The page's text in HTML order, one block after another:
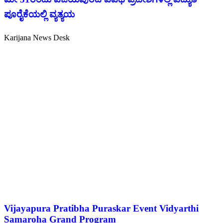
ಪೂರೈಕೆಯಲ್ಲಿ ವ್ಯತ್ಯಯ
Karijana News Desk
Vijayapura Pratibha Puraskar Event Vidyarthi
Samaroha Grand Program